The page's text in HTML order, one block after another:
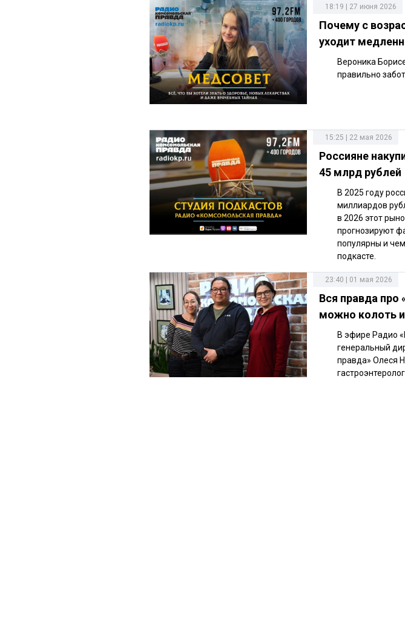
18:19 | 27 июня 2026
Почему с
уходит
Вероника
правильно
15:25 | 22 мая 2026
Россияне
45 млрд рублей
В 2025 году
миллиардов
в 2026 этот
прогнозируют
популярны и
подкасте.
23:40 | 01 мая 2026
Вся правда про
можно колоть и
В эфире Радио
генеральный
правда» Олеся